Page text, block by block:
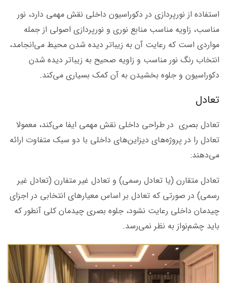
استفاده از نورپردازی در دکوراسیون داخلی نقش مهمی دارد، نور
مناسب، زاویه مناسب منابع نوری و نورپردازی اصولی از جمله
مواردی است که رعایت آن به زیباتر دیده شدن محیط می‌انجامد،
انتخاب رنگ نور مناسب و زاویه صحیح به زیباتر دیده شدن
دکوراسیون و جلوه بخشیدن به آن کمک بسیاری می‌کند.
تعادل
تعادل بصری در طراحی داخلی نقش مهمی ایفا می‌کند، معمولا
تعادل را در پروژه‌های دیزاین‌های داخلی با دو سبک متفاوت ارائه
می‌دهند:
تعادل متقارن (یا تعادل رسمی) و تعادل غیر متفارن (تعادل غیر
رسمی) در صورتی که تعادل بر اساس معیارهای انتخابی در اجزای
چیدمان داخلی رعایت نشود، جلوه بصری چیدمان کلی آنطور که
باید چشم‌نواز به نظر نمی‌رسد.